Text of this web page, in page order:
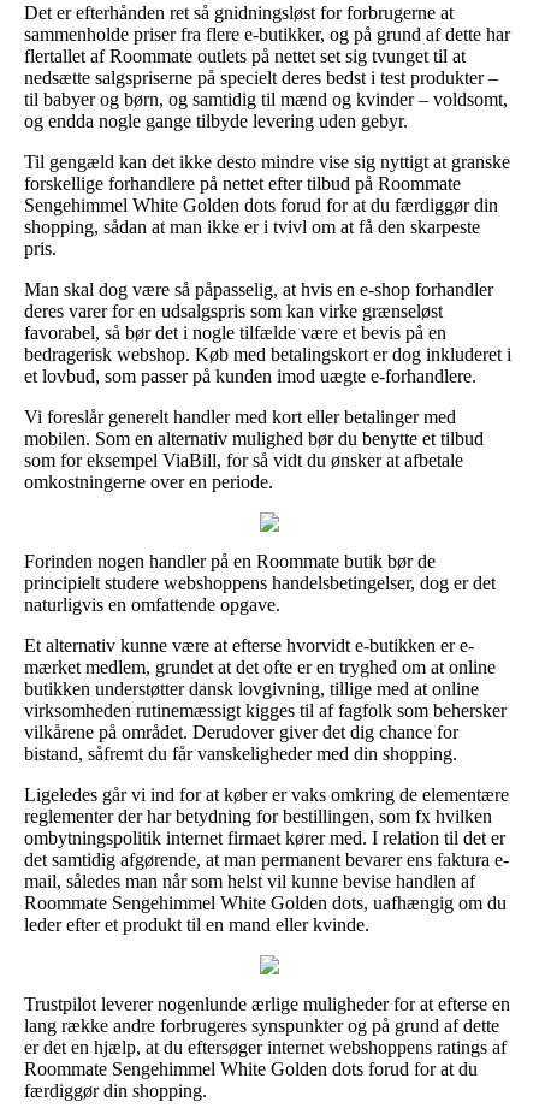
Det er efterhånden ret så gnidningsløst for forbrugerne at
sammenholde priser fra flere e-butikker, og på grund af dette har
flertallet af Roommate outlets på nettet set sig tvunget til at
nedsætte salgspriserne på specielt deres bedst i test produkter –
til babyer og børn, og samtidig til mænd og kvinder – voldsomt,
og endda nogle gange tilbyde levering uden gebyr.
Til gengæld kan det ikke desto mindre vise sig nyttigt at granske
forskellige forhandlere på nettet efter tilbud på Roommate
Sengehimmel White Golden dots forud for at du færdiggør din
shopping, sådan at man ikke er i tvivl om at få den skarpeste
pris.
Man skal dog være så påpasselig, at hvis en e-shop forhandler
deres varer for en udsalgspris som kan virke grænseløst
favorabel, så bør det i nogle tilfælde være et bevis på en
bedragerisk webshop. Køb med betalingskort er dog inkluderet i
et lovbud, som passer på kunden imod uægte e-forhandlere.
Vi foreslår generelt handler med kort eller betalinger med
mobilen. Som en alternativ mulighed bør du benytte et tilbud
som for eksempel ViaBill, for så vidt du ønsker at afbetale
omkostningerne over en periode.
Forinden nogen handler på en Roommate butik bør de
principielt studere webshoppens handelsbetingelser, dog er det
naturligvis en omfattende opgave.
Et alternativ kunne være at efterse hvorvidt e-butikken er e-
mærket medlem, grundet at det ofte er en tryghed om at online
butikken understøtter dansk lovgivning, tillige med at online
virksomheden rutinemæssigt kigges til af fagfolk som behersker
vilkårene på området. Derudover giver det dig chance for
bistand, såfremt du får vanskeligheder med din shopping.
Ligeledes går vi ind for at køber er vaks omkring de elementære
reglementer der har betydning for bestillingen, som fx hvilken
ombytningspolitik internet firmaet kører med. I relation til det er
det samtidig afgørende, at man permanent bevarer ens faktura e-
mail, således man når som helst vil kunne bevise handlen af
Roommate Sengehimmel White Golden dots, uafhængig om du
leder efter et produkt til en mand eller kvinde.
Trustpilot leverer nogenlunde ærlige muligheder for at efterse en
lang række andre forbrugeres synspunkter og på grund af dette
er det en hjælp, at du eftersøger internet webshoppens ratings af
Roommate Sengehimmel White Golden dots forud for at du
færdiggør din shopping.